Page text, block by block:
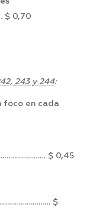
$ 0,70
243 y 244:
foco en cada
$ 0,45
$